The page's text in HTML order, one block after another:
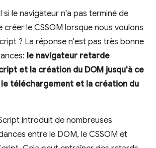
si le navigateur n'a pas terminé de
le CSSOM lorsque nous voulons
? La réponse n'est pas très bonne
le navigateur retarde
et la création du DOM jusqu'à ce
téléchargement et la création du
introduit de nombreuses
entre le DOM, le CSSOM et